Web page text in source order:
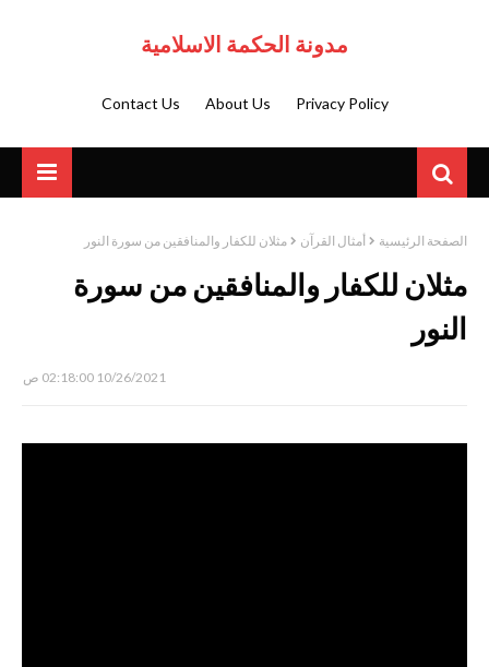
مدونة الحكمة الاسلامية
Privacy Policy
About Us
Contact Us
الصفحة الرئيسية أمثال القرآن مثلان للكفار والمنافقين من سورة النور
مثلان للكفار والمنافقين من سورة
النور
10/26/2021 02:18:00 ص